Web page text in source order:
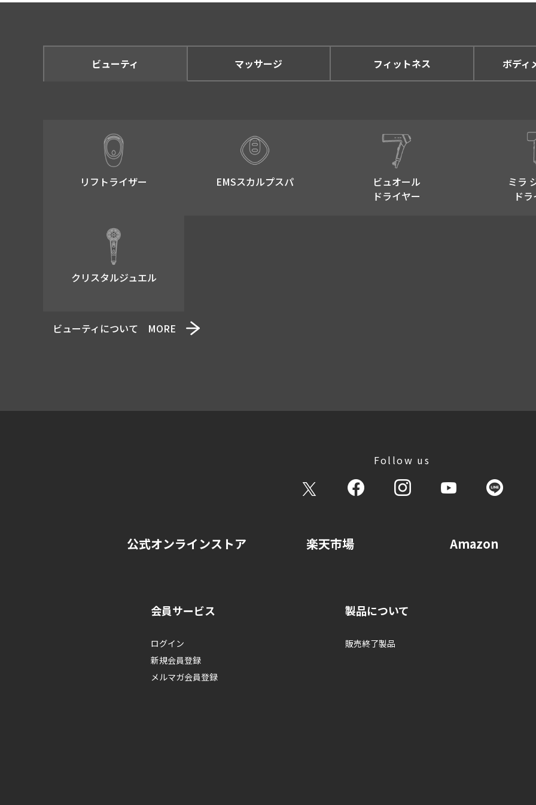
ビューティ マッサージ フィットネス ボディ
リフトライザー​ EMSスカルプスパ​
ビュオール
ドライヤー
ミラ
ド
クリスタルジュエル
ビューティについて MORE
Follow us
公式オンラインストア 楽天市場 Amazon
会員サービス
ログイン
新規会員登録
メルマガ会員登録
製品について
販売終了製品